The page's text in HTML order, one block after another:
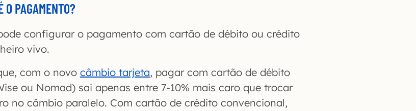
O PAGAMENTO?
configurar o pagamento com cartão de débito ou crédito
vivo.
com o novo câmbio tarjeta, pagar com cartão de débito
ou Nomad) sai apenas entre 7-10% mais caro que trocar
no câmbio paralelo. Com cartão de crédito convencional,